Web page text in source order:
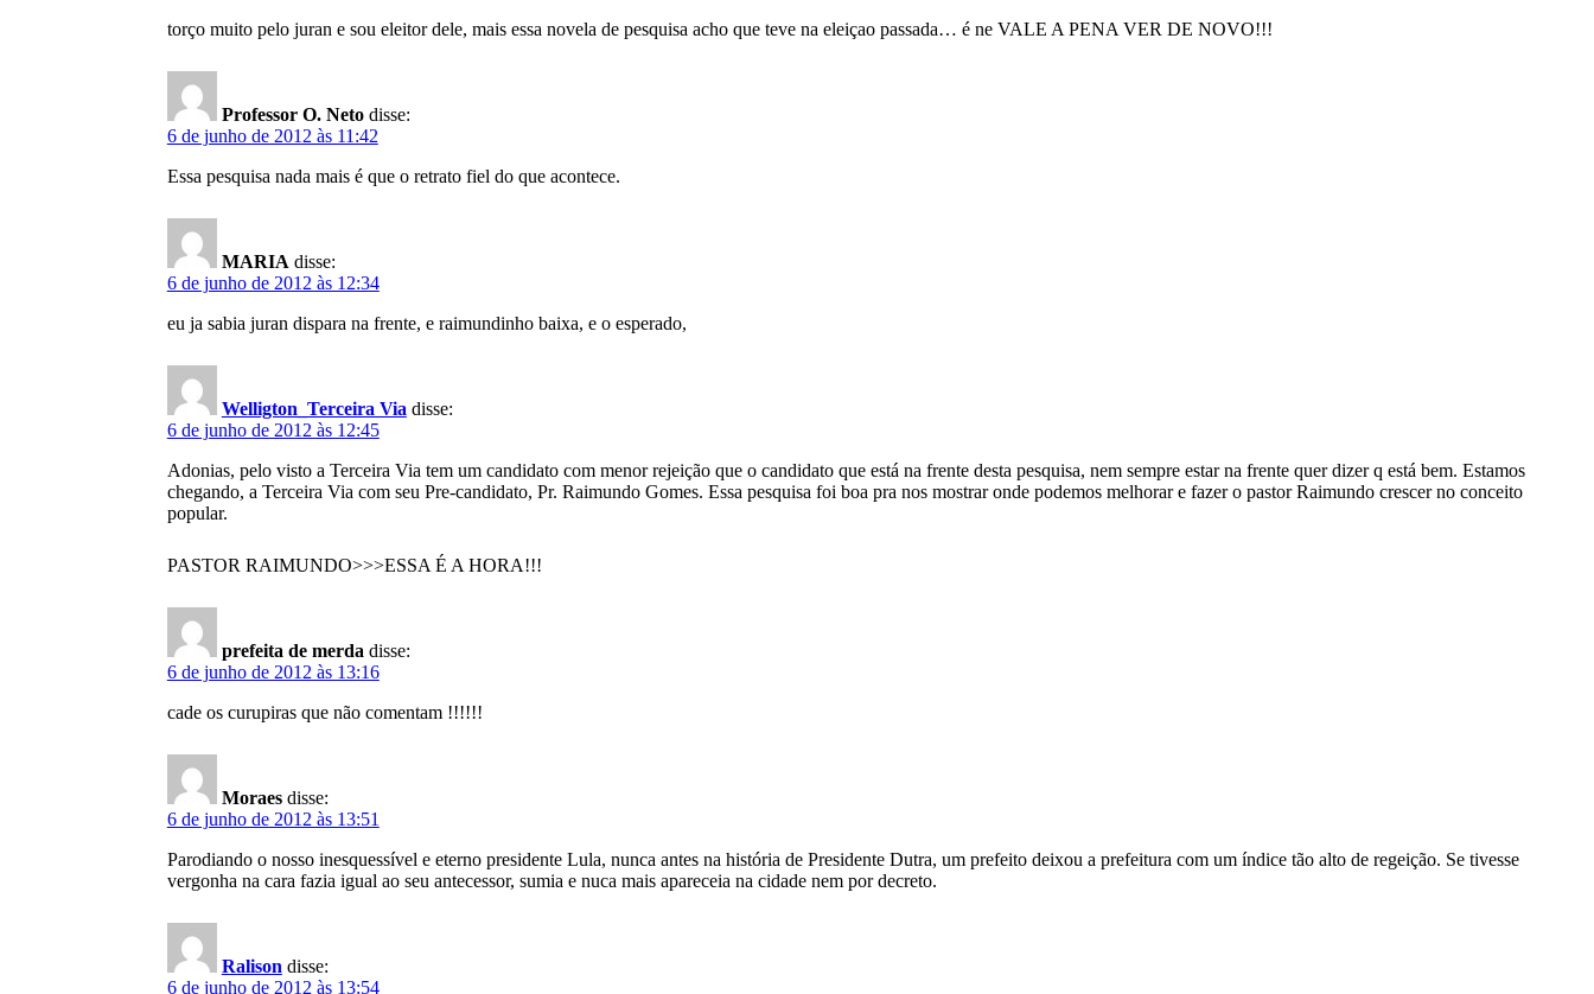
torço muito pelo juran e sou eleitor dele, mais essa novela de pesquisa acho que teve na eleiçao passada… é ne VALE A PENA VER DE NOVO!!!
Professor O. Neto disse:
6 de junho de 2012 às 11:42
Essa pesquisa nada mais é que o retrato fiel do que acontece.
MARIA disse:
6 de junho de 2012 às 12:34
eu ja sabia juran dispara na frente, e raimundinho baixa, e o esperado,
Welligton_Terceira Via disse:
6 de junho de 2012 às 12:45
Adonias, pelo visto a Terceira Via tem um candidato com menor rejeição que o candidato que está na frente desta pesquisa, nem sempre estar na frente quer dizer q está bem. Estamos
chegando, a Terceira Via com seu Pre-candidato, Pr. Raimundo Gomes. Essa pesquisa foi boa pra nos mostrar onde podemos melhorar e fazer o pastor Raimundo crescer no conceito
popular.
PASTOR RAIMUNDO>>>ESSA É A HORA!!!
prefeita de merda disse:
6 de junho de 2012 às 13:16
cade os curupiras que não comentam !!!!!!
Moraes disse:
6 de junho de 2012 às 13:51
Parodiando o nosso inesquessível e eterno presidente Lula, nunca antes na história de Presidente Dutra, um prefeito deixou a prefeitura com um índice tão alto de regeição. Se tivesse
vergonha na cara fazia igual ao seu antecessor, sumia e nuca mais apareceia na cidade nem por decreto.
Ralison disse:
6 de junho de 2012 às 13:54